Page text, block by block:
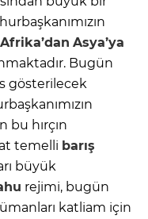
Afrika’dan Asya’ya
Bugün
gösterilecek
bu hırçın
temelli barış
büyük
rejimi, bugün
katliam için